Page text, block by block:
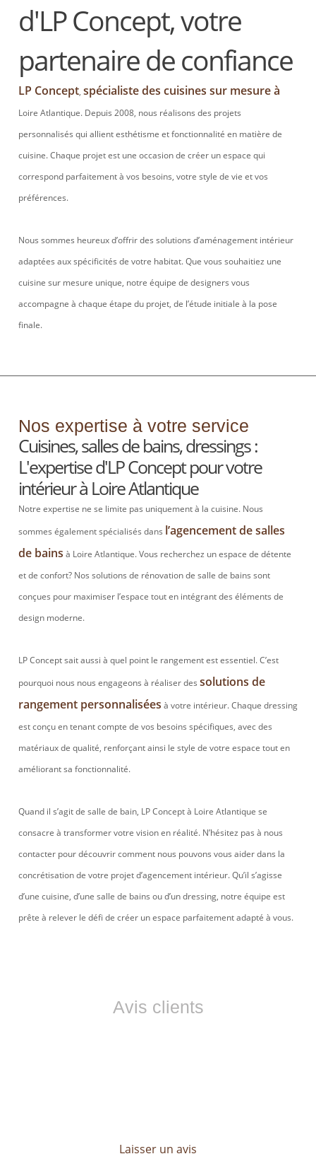
d'LP Concept, votre
partenaire de confiance
LP Concept, spécialiste des cuisines sur mesure à
Loire Atlantique. Depuis 2008, nous réalisons des projets
personnalisés qui allient esthétisme et fonctionnalité en matière de
cuisine. Chaque projet est une occasion de créer un espace qui
correspond parfaitement à vos besoins, votre style de vie et vos
préférences.
Nous sommes heureux d’offrir des solutions d’aménagement intérieur
adaptées aux spécificités de votre habitat. Que vous souhaitiez une
cuisine sur mesure unique, notre équipe de designers vous
accompagne à chaque étape du projet, de l’étude initiale à la pose
finale.
Nos expertise à votre service
Cuisines, salles de bains, dressings :
L'expertise d'LP Concept pour votre
intérieur à Loire Atlantique
Notre expertise ne se limite pas uniquement à la cuisine. Nous
sommes également spécialisés dans l’agencement de salles
de bains à Loire Atlantique. Vous recherchez un espace de détente
et de confort? Nos solutions de rénovation de salle de bains sont
conçues pour maximiser l’espace tout en intégrant des éléments de
design moderne.
LP Concept sait aussi à quel point le rangement est essentiel. C’est
pourquoi nous nous engageons à réaliser des solutions de
rangement personnalisées à votre intérieur. Chaque dressing
est conçu en tenant compte de vos besoins spécifiques, avec des
matériaux de qualité, renforçant ainsi le style de votre espace tout en
améliorant sa fonctionnalité.
Quand il s’agit de salle de bain, LP Concept à Loire Atlantique se
consacre à transformer votre vision en réalité. N’hésitez pas à nous
contacter pour découvrir comment nous pouvons vous aider dans la
concrétisation de votre projet d’agencement intérieur. Qu’il s’agisse
d’une cuisine, d’une salle de bains ou d’un dressing, notre équipe est
prête à relever le défi de créer un espace parfaitement adapté à vous.
Avis clients
Laisser un avis